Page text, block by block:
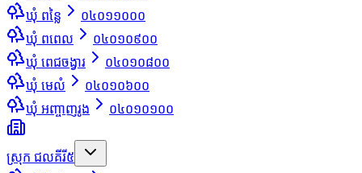
ឃុំ ពន្លៃ
០៤០១១០០០
ឃុំ ពពេល
០៤០១០៩០០
ឃុំ ពេជចង្វារ
០៤០១០៨០០
ឃុំ មេលំ
០៤០១០៦០០
ឃុំ អញ្ចាញរូង
០៤០១០១០០
ស្រុក ជលគីរី៥